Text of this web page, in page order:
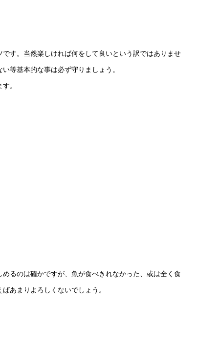
す。当然楽しければ何をして良いという訳ではありませ
等基本的な事は必ず守りましょう。
。
るのは確かですが、魚が食べきれなかった、或は全く食
あまりよろしくないでしょう。